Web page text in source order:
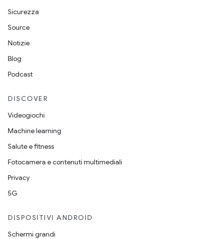
Sicurezza
Source
Notizie
Blog
Podcast
DISCOVER
Videogiochi
Machine learning
Salute e fitness
Fotocamera e contenuti multimediali
Privacy
5G
DISPOSITIVI ANDROID
Schermi grandi